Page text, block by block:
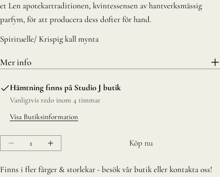
et Len apotekartraditionen, kvintessensen av hantverksmässig
parfym, för att producera dess dofter för hand.
Spirituelle/ Krispig kall mynta
Mer info
Hämtning finns på Studio J butik
Vanligtvis redo inom 4 timmar
Visa Butiksinformation
Kvantitet
Minska Doft ljus, Spirituelle
Öka Doft ljus, Spirituelle
Köp nu
Finns i fler färger & storlekar - besök vår butik eller kontakta oss!